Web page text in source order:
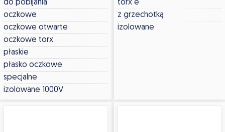
do pobijania
oczkowe
oczkowe otwarte
oczkowe torx
płaskie
płasko oczkowe
specjalne
izolowane 1000V
torx e
z grzechotką
izolowane